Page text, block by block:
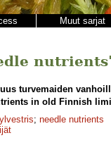
Muut sarjat
nutrients'
turvemaiden
in old Finnish
; needle nutrients